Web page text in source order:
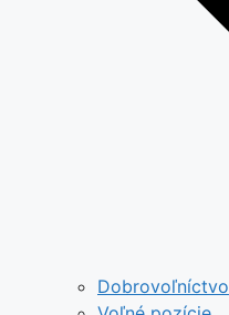
Dobrovoľníctvo